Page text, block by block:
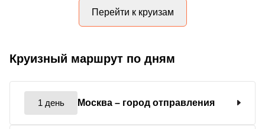
Перейти к круизам
Круизный маршрут по дням
1 день Москва – город отправления